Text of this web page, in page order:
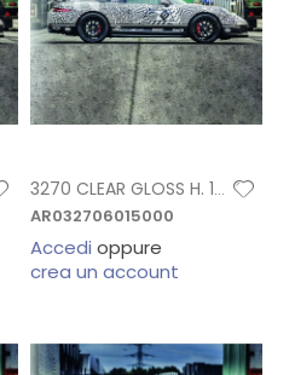
3270 CLEAR GLOSS H. 1,52X45,7 MT
AR032706015000
Accedi oppure
crea un account